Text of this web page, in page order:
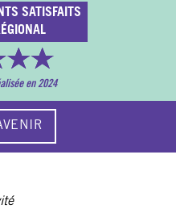
SATISFAITS
en 2024